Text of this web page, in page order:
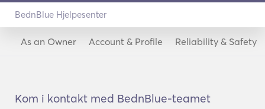
BednBlue Hjelpesenter
As an Owner Account & Profile Reliability & Safety
Kom i kontakt med BednBlue-teamet